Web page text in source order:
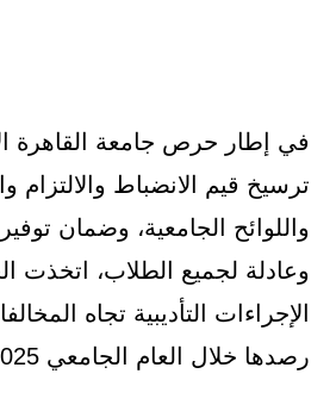
في إطار حرص جامعة القاهرة
ترسيخ قيم الانضباط والالتزام
واللوائح الجامعية، وضمان توفير
وعادلة لجميع الطلاب، اتخذت
الإجراءات التأديبية تجاه
رصدها خلال العام الجامعي 2025 - 2026م .